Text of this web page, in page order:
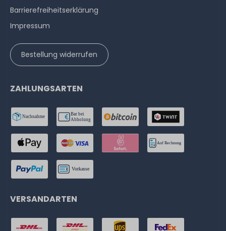
Barrierefreiheitserklärung
Impressum
Bestellung widerrufen
ZAHLUNGSARTEN
VERSANDARTEN